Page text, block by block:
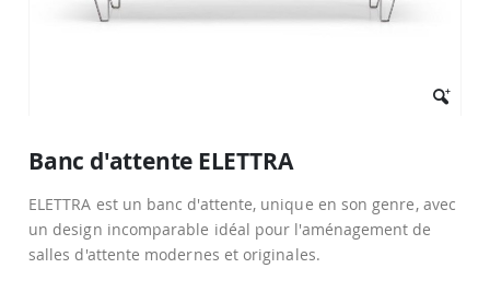
début
la
Galerie
d’images
Banc d'attente ELETTRA
ELETTRA est un banc d'attente, unique en son genre, avec
un design incomparable idéal pour l'aménagement de
salles d'attente modernes et originales.